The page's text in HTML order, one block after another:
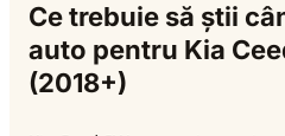
Ce trebuie să știi
auto pentru Kia
(2018+)